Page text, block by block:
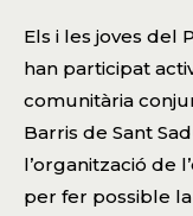
Els i les joves del
han participat
comunitària
Barris de Sant
l’organització de
per fer possible